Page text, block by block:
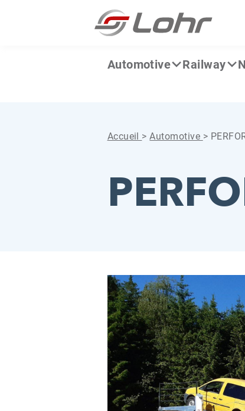
Aller directement au contenu
Automotive Railway
Accueil >Automotive >
Panneau de gestion des cookies